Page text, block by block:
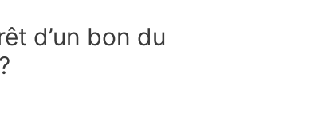
d’un bon du